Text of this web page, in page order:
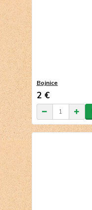
Bojnice
2 €